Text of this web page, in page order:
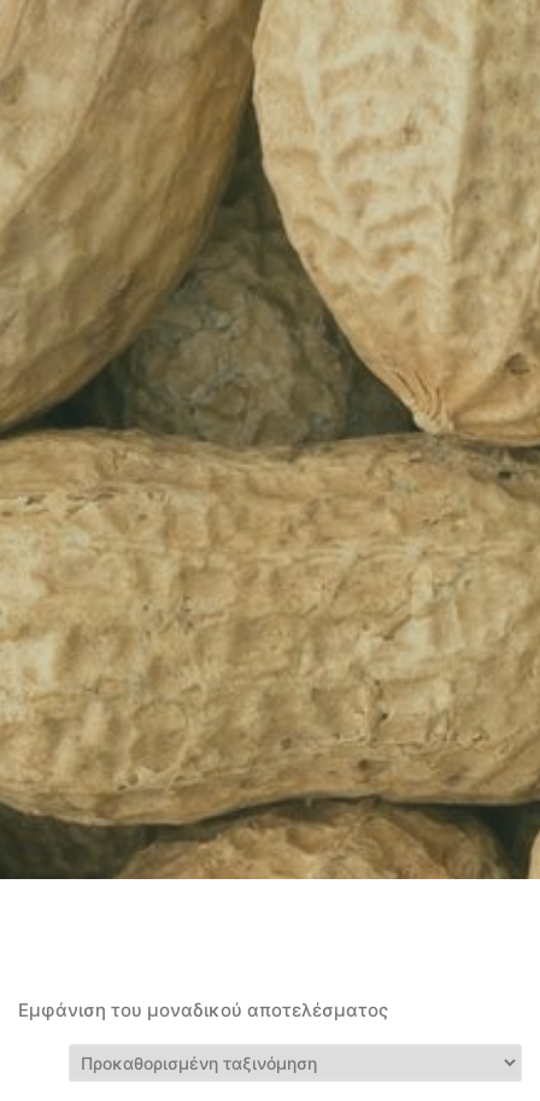
Εμφάνιση του μοναδικού αποτελέσματος